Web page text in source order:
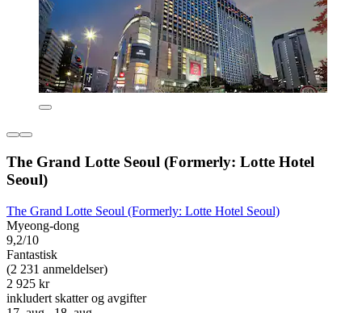
The Grand Lotte Seoul (Formerly: Lotte Hotel
Seoul)
The Grand Lotte Seoul (Formerly: Lotte Hotel Seoul)
Myeong-dong
9,2/10
Fantastisk
(2 231 anmeldelser)
2 925 kr
inkludert skatter og avgifter